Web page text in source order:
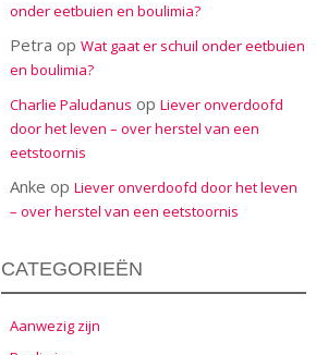
onder eetbuien en boulimia?
Petra op Wat gaat er schuil onder eetbuien
en boulimia?
Charlie Paludanus op Liever onverdoofd
door het leven – over herstel van een
eetstoornis
Anke op Liever onverdoofd door het leven
– over herstel van een eetstoornis
CATEGORIEËN
Aanwezig zijn